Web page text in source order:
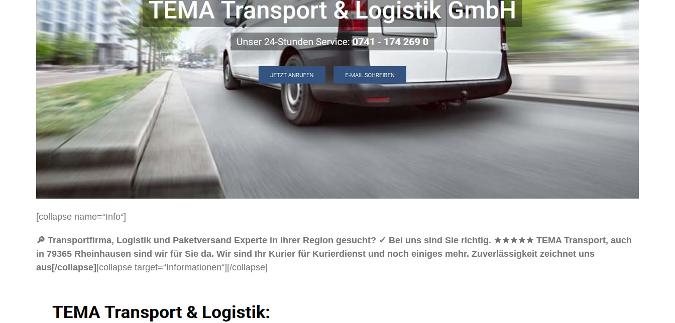
[collapse name=“Info“]
🔎 Transportfirma, Logistik und Paketversand Experte in Ihrer Region gesucht? ✓ Bei uns sind Sie richtig. ★★★★★ TEMA Transport, auch
in 79365 Rheinhausen sind wir für Sie da. Wir sind Ihr Kurier für Kurierdienst und noch einiges mehr. Zuverlässigkeit zeichnet uns
aus[/collapse][collapse target=“Informationen“][/collapse]